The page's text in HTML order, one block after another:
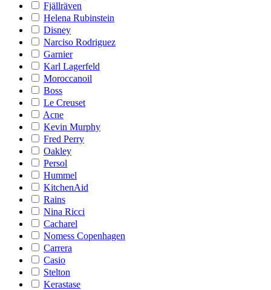
Fjällräven
Helena Rubinstein
Disney
Narciso Rodriguez
Garnier
Karl Lagerfeld
Moroccanoil
Boss
Le Creuset
Acne
Kevin Murphy
Fred Perry
Oakley
Persol
Hummel
KitchenAid
Rains
Nina Ricci
Cacharel
Nomess Copenhagen
Carrera
Casio
Stelton
Kerastase